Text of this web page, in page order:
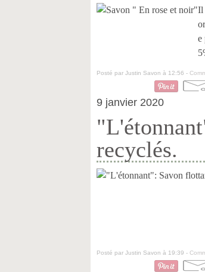
Il
e
Posté par Justin Savon à 12:56 -
9 janvier 2020
recyclés.
Posté par Justin Savon à 19:39 -